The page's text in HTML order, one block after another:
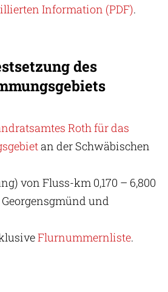
Information (PDF).
des
Roth für das
an der Schwäbischen
von Fluss-km 0,170 – 6,800
und
Flurnummernliste.